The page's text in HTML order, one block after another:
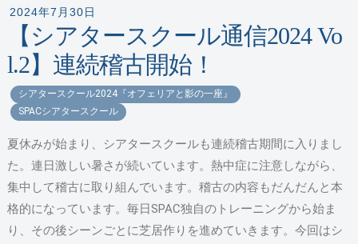
2024年7月30日
【シアタースクール通信2024 Vo
l.2】連続稽古開始！
シアタースクール2024『オフェリアと影の一座』
SPACシアタースクール
夏休みが始まり、シアタースクールも連続稽古期間に入りまし
た。連日激しい暑さが続いています。熱中症に注意しながら、
集中して稽古に取り組んでいます。稽古の内容もだんだんと本
格的になっています。毎日SPAC独自のトレーニングから始ま
り、その後シーンごとに芝居作りを進めていきます。今回はシ